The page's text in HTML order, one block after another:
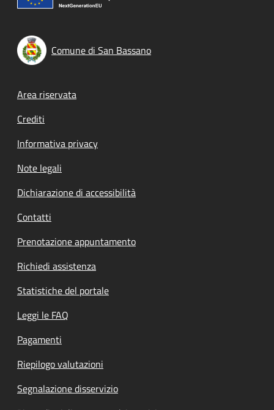
Comune di San Bassano
Footer menu
Area riservata
Crediti
Informativa privacy
Note legali
Dichiarazione di accessibilità
Contatti
Prenotazione appuntamento
Richiedi assistenza
Statistiche del portale
Leggi le FAQ
Pagamenti
Riepilogo valutazioni
Segnalazione disservizio